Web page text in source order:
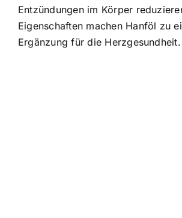
Entzündungen im Körper
Eigenschaften machen Hanföl zu
Ergänzung für die Herzgesundheit.